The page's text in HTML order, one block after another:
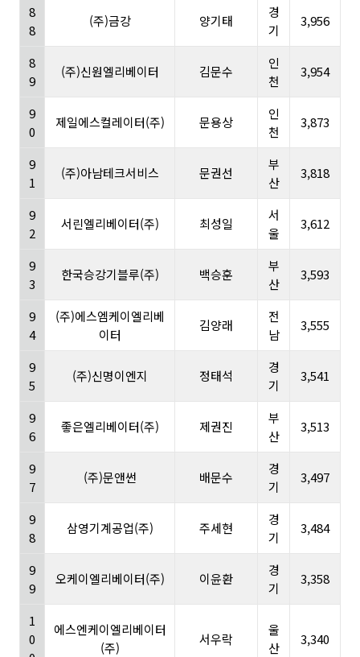
8
8
(주)금강 양기태
경
기
3,956
8
9
(주)신원엘리베이터 김문수
인
천
3,954
9
0
제일에스컬레이터(주) 문용상
인
천
3,873
9
1
(주)아남테크서비스 문권선
부
산
3,818
9
2
서린엘리베이터(주) 최성일
서
울
3,612
9
3
한국승강기블루(주) 백승훈
부
산
3,593
9
4
(주)에스엠케이엘리베
이터
김양래
전
남
3,555
9
5
(주)신명이엔지 정태석
경
기
3,541
9
6
좋은엘리베이터(주) 제권진
부
산
3,513
9
7
(주)문앤썬 배문수
경
기
3,497
9
8
삼영기계공업(주) 주세현
경
기
3,484
9
9
오케이엘리베이터(주) 이윤환
경
기
3,358
1
0
에스엔케이엘리베이터
(주)
서우락
울
산
3,340